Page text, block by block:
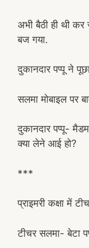
अभी बैठी ही थी
बज गया.
दुकानदार पप्पू ने
सलमा मोबाइल पर
दुकानदार पप्पू-
क्या लेने आई हो?
***
प्राइमरी कक्षा में
टीचर सलमा- बेटा